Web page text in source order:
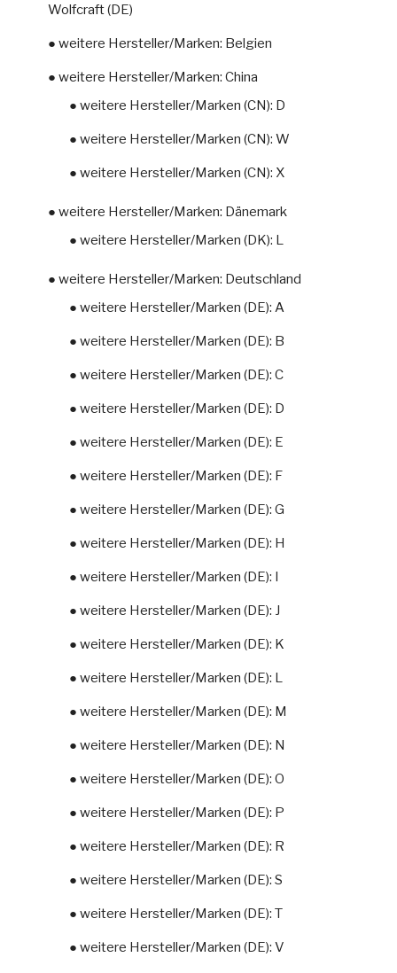
Wolfcraft (DE)
● weitere Hersteller/Marken: Belgien
● weitere Hersteller/Marken: China
● weitere Hersteller/Marken (CN): D
● weitere Hersteller/Marken (CN): W
● weitere Hersteller/Marken (CN): X
● weitere Hersteller/Marken: Dänemark
● weitere Hersteller/Marken (DK): L
● weitere Hersteller/Marken: Deutschland
● weitere Hersteller/Marken (DE): A
● weitere Hersteller/Marken (DE): B
● weitere Hersteller/Marken (DE): C
● weitere Hersteller/Marken (DE): D
● weitere Hersteller/Marken (DE): E
● weitere Hersteller/Marken (DE): F
● weitere Hersteller/Marken (DE): G
● weitere Hersteller/Marken (DE): H
● weitere Hersteller/Marken (DE): I
● weitere Hersteller/Marken (DE): J
● weitere Hersteller/Marken (DE): K
● weitere Hersteller/Marken (DE): L
● weitere Hersteller/Marken (DE): M
● weitere Hersteller/Marken (DE): N
● weitere Hersteller/Marken (DE): O
● weitere Hersteller/Marken (DE): P
● weitere Hersteller/Marken (DE): R
● weitere Hersteller/Marken (DE): S
● weitere Hersteller/Marken (DE): T
● weitere Hersteller/Marken (DE): V